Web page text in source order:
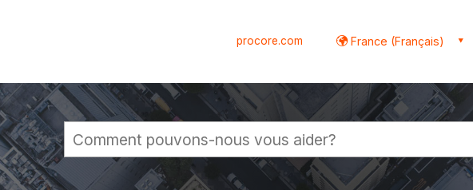
procore.com France (Français)